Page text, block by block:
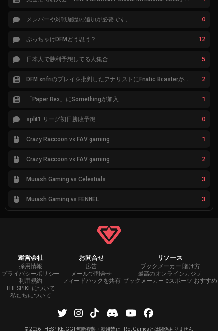
メンバーや対戦履歴の追加が必要です。 0
ぶっちゃけDFMどう思う？ 12
日本人で勝利予想してる人集合 5
DFM xnfriのプレイを批判したアナリストにFnatic Boasterが反応「DFMは仕組みの強化が必要なだけ」 2
「Paper Rex」にSomethingが加入 1
split1 リーグ初日勝敗予想 0
Crazy Raccoon vs FAV gaming 1
Crazy Raccoon vs FAV gaming 2
Murash Gaming vs Celestials 3
Murash Gaming vs FENNEL 3
運営会社
採用情報
プライバシーポリシー
利用規約
THESPIKEについて
私たちについて
お問合せ
広告
メールで問合せ
フィードバックを共有
リソース
ブックメーカー 賭け方
最高のオンラインカジノ
ブックメーカー eスポーツ おすすめ
©2026 THESPIKE.GG | 無断複製・転用禁止 | Riot Gamesとは関係ありません